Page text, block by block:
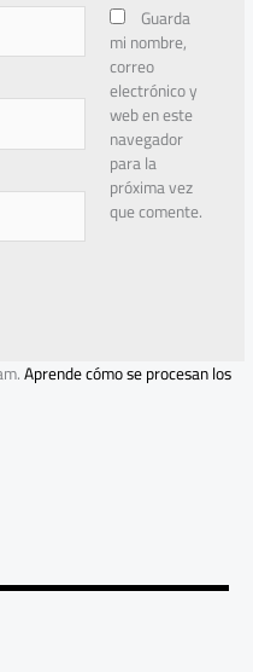
Guarda
mi nombre,
correo
electrónico y
web en este
navegador
para la
próxima vez
que comente.
Aprende cómo se procesan los